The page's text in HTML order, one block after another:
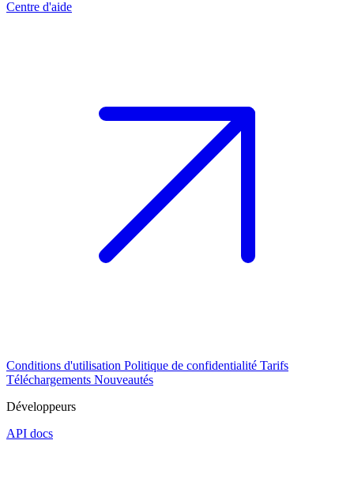
Centre d'aide
Conditions d'utilisation Politique de confidentialité Tarifs
Téléchargements Nouveautés
Développeurs
API docs